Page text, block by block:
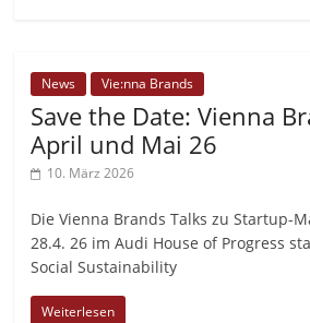
News Vie:nna Brands
Save the Date: Vienna
April und Mai 26
10. März 2026
Die Vienna Brands Talks zu Startup-
28.4. 26 im Audi House of Progress
Social Sustainability
Weiterlesen